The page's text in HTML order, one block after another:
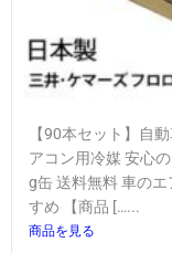
【90本セット】自
アコン用冷媒 安心
g缶 送料無料 車の
すめ 【商品 […...
商品を見る